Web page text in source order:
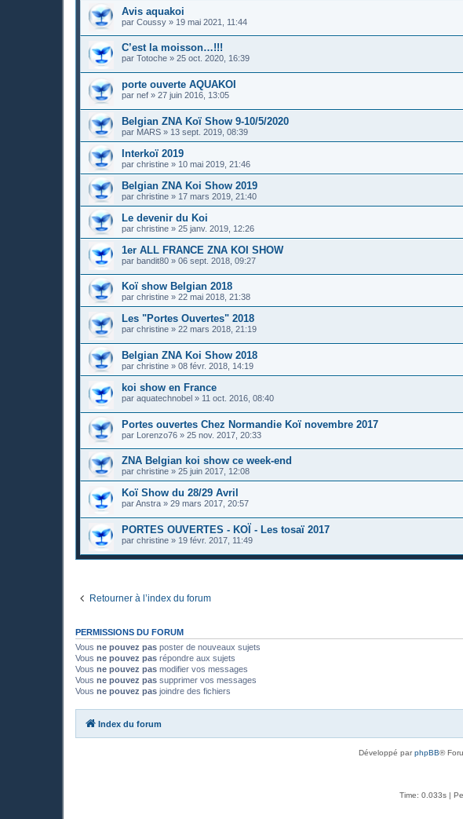
Avis aquakoi
par Coussy » 19 mai 2021, 11:44
C’est la moisson…!!!
par Totoche » 25 oct. 2020, 16:39
porte ouverte AQUAKOI
par nef » 27 juin 2016, 13:05
Belgian ZNA Koï Show 9-10/5/2020
par MARS » 13 sept. 2019, 08:39
Interkoï 2019
par christine » 10 mai 2019, 21:46
Belgian ZNA Koi Show 2019
par christine » 17 mars 2019, 21:40
Le devenir du Koi
par christine » 25 janv. 2019, 12:26
1er ALL FRANCE ZNA KOI SHOW
par bandit80 » 06 sept. 2018, 09:27
Koï show Belgian 2018
par christine » 22 mai 2018, 21:38
Les "Portes Ouvertes" 2018
par christine » 22 mars 2018, 21:19
Belgian ZNA Koi Show 2018
par christine » 08 févr. 2018, 14:19
koi show en France
par aquatechnobel » 11 oct. 2016, 08:40
Portes ouvertes Chez Normandie Koï novembre 2017
par Lorenzo76 » 25 nov. 2017, 20:33
ZNA Belgian koi show ce week-end
par christine » 25 juin 2017, 12:08
Koï Show du 28/29 Avril
parAnstra » 29 mars 2017, 20:57
PORTES OUVERTES - KOÏ - Les tosaï 2017
par christine » 19 févr. 2017, 11:49
Retourner à l’index du forum
PERMISSIONS DU FORUM
Vous ne pouvez pas poster de nouveaux sujets
Vous ne pouvez pas répondre aux sujets
Vous ne pouvez pas modifier vos messages
Vous ne pouvez pas supprimer vos messages
Vous ne pouvez pas joindre des fichiers
Index du forum
Développé parphpBB®
Time: 0.033s|